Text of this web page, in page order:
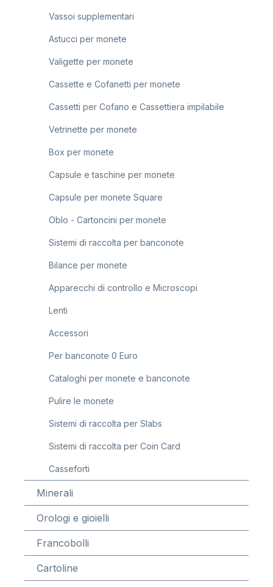
Vassoi supplementari
Astucci per monete
Valigette per monete
Cassette e Cofanetti per monete
Cassetti per Cofano e Cassettiera impilabile
Vetrinette per monete
Box per monete
Capsule e taschine per monete
Capsule per monete Square
Oblo - Cartoncini per monete
Sistemi di raccolta per banconote
Bilance per monete
Apparecchi di controllo e Microscopi
Lenti
Accessori
Per banconote 0 Euro
Cataloghi per monete e banconote
Pulire le monete
Sistemi di raccolta per Slabs
Sistemi di raccolta per Coin Card
Casseforti
Minerali
Orologi e gioielli
Francobolli
Cartoline